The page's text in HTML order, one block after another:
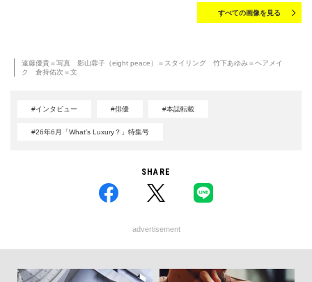
すべての画像を見る
遠藤優貴＝写真 影山蓉子（eight peace）＝スタイリング 竹下あゆみ＝ヘアメイ
ク 倉持佑次＝文
#インタビュー #俳優 #本誌転載
#26年6月「What’s Luxury？」特集号
SHARE
advertisement